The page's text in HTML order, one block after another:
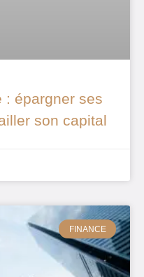
: épargner ses
son capital
FINANCE